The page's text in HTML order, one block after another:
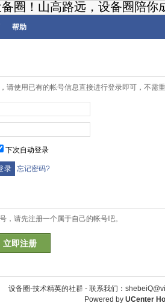
圈！山高路远，设备圈陪你
帮助
请使用已有的帐号信息直接进行登录即可，不需
下次自动登录
忘记密码?
，请先注册一个属于自己的帐号吧。
立即注册
设备圈-技术精英的社群 - 联系我们：
Powered by UCenter